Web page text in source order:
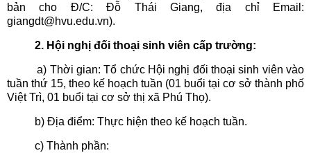
bản cho Đ/C: Đỗ Thái Giang, địa chỉ Email:
giangdt@hvu.edu.vn).
2. Hội nghị đối thoại sinh viên cấp trường:
a) Thời gian: Tổ chức Hội nghị đối thoại sinh viên vào
tuần thứ 15, theo kế hoạch tuần (01 buổi tại cơ sở thành phố
Việt Trì, 01 buổi tại cơ sở thị xã Phú Thọ).
b) Địa điểm: Thực hiện theo kế hoạch tuần.
c) Thành phần: